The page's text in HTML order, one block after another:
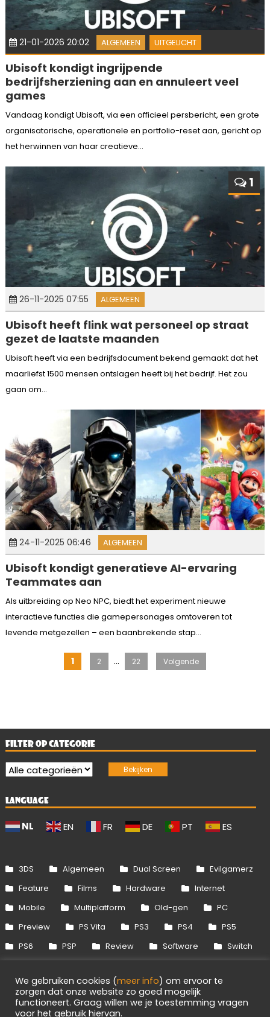
21-01-2026 20:02 ALGEMEEN UITGELICHT
Ubisoft kondigt ingrijpende
bedrijfsherziening aan en annuleert veel
games
Vandaag kondigt Ubisoft, via een officieel persbericht, een grote
organisatorische, operationele en portfolio-reset aan, gericht op
het herwinnen van haar creatieve...
1
26-11-2025 07:55 ALGEMEEN
Ubisoft heeft flink wat personeel op straat
gezet de laatste maanden
Ubisoft heeft via een bedrijfsdocument bekend gemaakt dat het
maarliefst 1500 mensen ontslagen heeft bij het bedrijf. Het zou
gaan om...
24-11-2025 06:46 ALGEMEEN
Ubisoft kondigt generatieve AI-ervaring
Teammates aan
Als uitbreiding op Neo NPC, biedt het experiment nieuwe
interactieve functies die gamepersonages omtoveren tot
levende metgezellen – een baanbrekende stap...
Berichten
1 2 … 22 Volgende
FILTER OP CATEGORIE
LANGUAGE
NL EN FR DE PT ES
3DS Algemeen Dual Screen
Evilgamerz
Feature
Films Hardware
Internet
Mobile
Multiplatform Old-gen
PC
Preview
PS Vita PS3 PS4
PS5
PS6
PSP Review Software
Switch
Xbox 360
Xbox One Xbox Series
We gebruiken cookies (meer info) om ervoor te
zorgen dat onze website zo goed mogelijk
functioneert. Graag willen we je toestemming vragen
voor het gebruik hiervan.